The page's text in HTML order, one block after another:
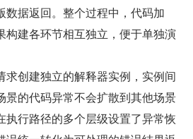
数据返回。整个过程中，代码加
构建各环节相互独立，便于单独演
求创建独立的解释器实例，实例间
景的代码异常不会扩散到其他场景
执行路径的多个层级设置了异常恢